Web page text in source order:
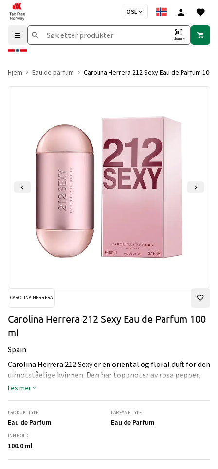
OSL
Skanne
Hjem Eau de parfum Carolina Herrera 212 Sexy Eau de Parfum 100
CAROLINA HERRERA
Carolina Herrera 212 Sexy Eau de Parfum 100
ml
Spain
Carolina Herrera 212 Sexy er en oriental og floral duft for den
uimotståelige kvinnen. Den har toppnoter av rosa pepper,
mandarin og bergamott, hjertenoter av rose, gardenia og
Les mer
PRODUKTTYPE
Eau de Parfum
PARFYME TYPE
Eau de Parfum
INNHOLD
100.0 ml